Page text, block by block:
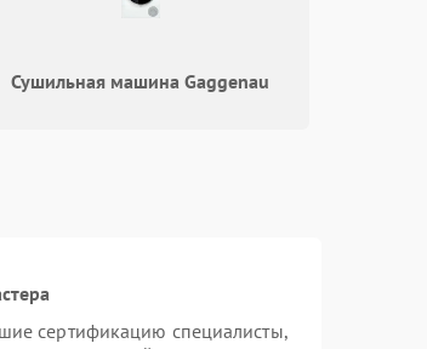
Сушильная машина Gaggenau
сертификацию специалисты,